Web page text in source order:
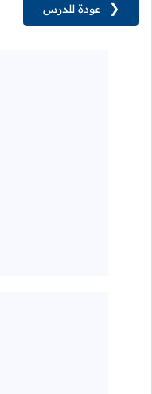
❮ عودة للدرس